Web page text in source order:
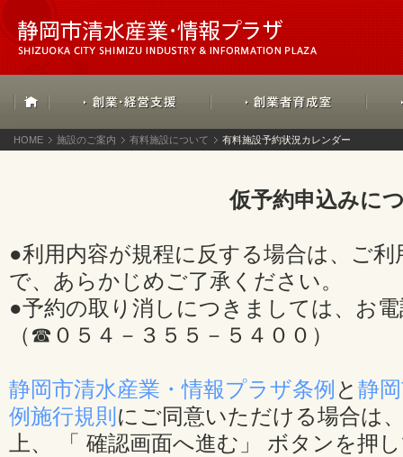
HOME 施設のご案内 有料施設について 有料施設予約状況カレンダー
仮予約申込みに
●利用内容が規程に反する場合は、ご
で、あらかじめご了承ください。
●予約の取り消しにつきましては、お
（☎０５４－３５５－５４００）
静岡市清水産業・情報プラザ条例 と 静
例施行規則 にご同意いただける場合は
上、 「 確認画面へ進む」 ボタンを押